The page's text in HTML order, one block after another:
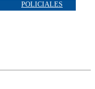
POLICIALES